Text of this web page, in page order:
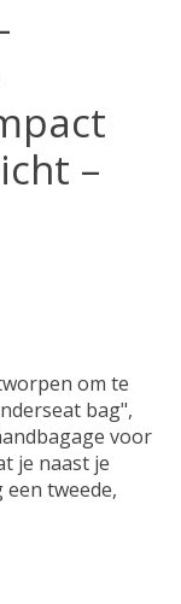
–
om te
bag",
voor
je naast je
tweede,